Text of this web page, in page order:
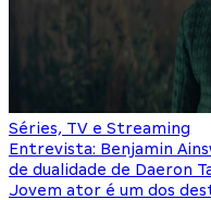
Séries, TV e Streaming
Entrevista: Benjamin
de dualidade de Daeron
Jovem ator é um dos